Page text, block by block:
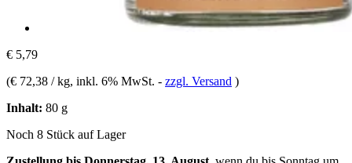
€ 5,79
(€ 72,38 / kg, inkl. 6% MwSt. - zzgl. Versand )
Inhalt: 80 g
Noch 8 Stück auf Lager